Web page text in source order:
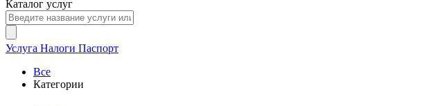
Каталог услуг
Услуга Налоги Паспорт
Все
Категории